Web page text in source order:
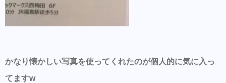
かなり懐かしい写真を使ってくれたのが個人的に気に入っ
てますw